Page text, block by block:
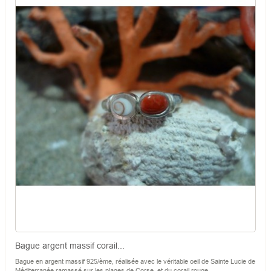
Bague argent massif corail...
Bague en argent massif 925/ème, réalisée avec le véritable oeil de Sainte Lucie de